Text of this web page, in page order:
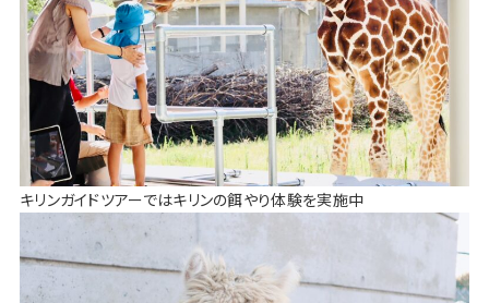
キリンガイドツアーではキリンの餌やり体験を実施中